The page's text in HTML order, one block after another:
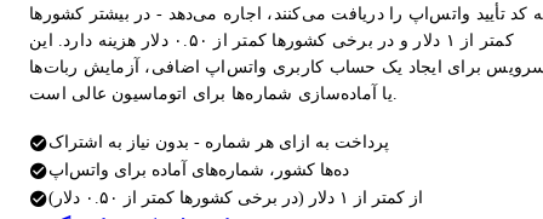
کد تأیید واتس‌اپ را دریافت می‌کنند، اجاره می‌دهد - در بیشتر کشورها
کمتر از ۱ دلار و در برخی کشورها کمتر از ۰.۵۰ دلار هزینه دارد. این
برای ایجاد یک حساب کاربری واتس‌اپ اضافی، آزمایش ربات‌ها
یا آماده‌سازی شماره‌ها برای اتوماسیون عالی است.
پرداخت به ازای هر شماره - بدون نیاز به اشتراک
ده‌ها کشور، شماره‌های آماده برای واتس‌اپ
از کمتر از ۱ دلار (در برخی کشورها کمتر از ۰.۵۰ دلار)